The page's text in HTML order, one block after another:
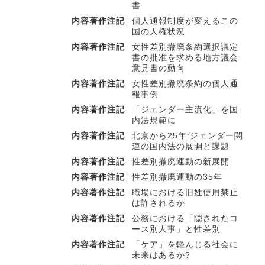
書
内容著作注記
個人通報制度が変えるこの
国の人権状況
内容著作注記
女性差別撤廃条約選択議定
書の批准を求める地方議会
意見書の動向
内容著作注記
女性差別撤廃条約の個人通
報事例
内容著作注記
「ジェンダー主流化」を国
内法規範に
内容著作注記
北京から25年:ジェンダー関
連の国内法の展開と課題
内容著作注記
性差別撤廃運動の新展開
内容著作注記
性差別撤廃運動の35年
内容著作注記
職場における旧姓使用禁止
は許されるか
内容著作注記
公務における「隠されたコ
ース別人事」と性差別
内容著作注記
「ケア」を軽んじる社会に
未来はあるか?